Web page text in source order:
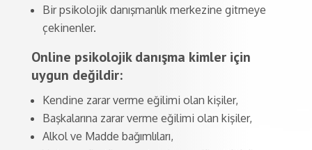
Bir psikolojik danışmanlık merkezine gitmeye
çekinenler.
Online psikolojik danışma kimler için
uygun değildir:
Kendine zarar verme eğilimi olan kişiler,
Başkalarına zarar verme eğilimi olan kişiler,
Alkol ve Madde bağımlıları,